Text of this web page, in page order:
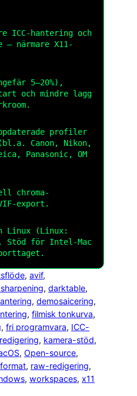
ICC-hantering och
närmare X11-
5–20%),
och mindre lagg
profiler
Canon, Nikon,
Panasonic, OM
chroma-
export.
Linux (Linux:
Stöd för Intel-Mac
, avif
, darktable
, demosaicering
, filmisk tonkurva
, fri programvara, ICC-
, kamera-stöd
, Open-source
, raw-redigering
, workspaces, x11